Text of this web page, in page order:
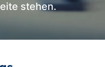
stehen.